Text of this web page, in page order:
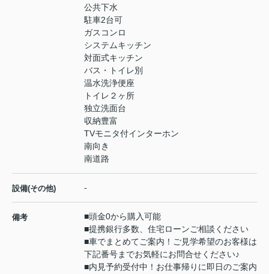
公共下水
駐車2台可
ガスコンロ
システムキッチン
対面式キッチン
バス・トイレ別
温水洗浄便座
トイレ２ヶ所
独立洗面台
収納豊富
TVモニタ付インターホン
南向き
南道路
設備(その他) -
備考
■頭金0から購入可能
■提携銀行多数、住宅ローンご相談ください
■車でまとめてご案内！ご見学希望のお客様は
下記番号までお気軽にお問合せください♪
■内見予約受付中！お仕事帰りに即日のご案内